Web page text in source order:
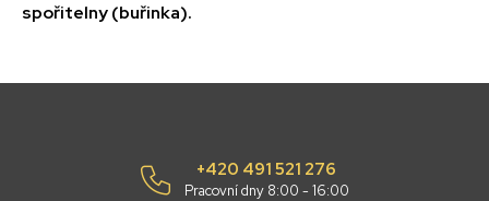
spořitelny (buřinka).
+420 491 521 276
Pracovní dny 8:00 - 16:00